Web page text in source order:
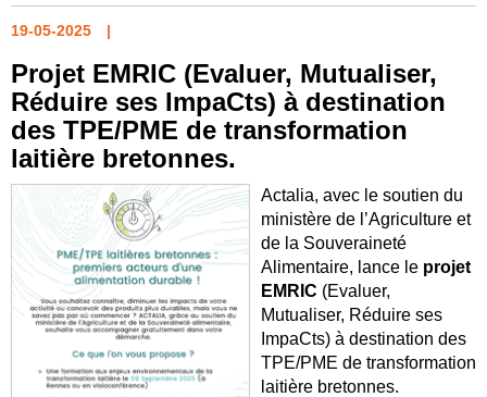
19-05-2025
Projet EMRIC (Evaluer, Mutualiser,
Réduire ses ImpaCts) à destination
des TPE/PME de transformation
laitière bretonnes.
Actalia, avec le soutien du
ministère de l’Agriculture et
de la Souveraineté
Alimentaire, lance le projet
EMRIC (Evaluer,
Mutualiser, Réduire ses
ImpaCts) à destination des
TPE/PME de transformation
laitière bretonnes.